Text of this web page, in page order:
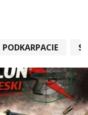
PODKARPACIE